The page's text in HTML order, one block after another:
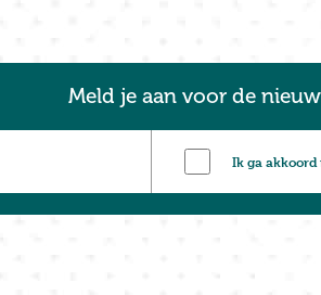
Meld je aan voor de
Ik ga akkoord